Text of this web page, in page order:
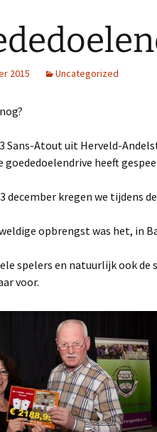
2015 Uncategorized
Sans-Atout uit Herveld-
goededoelendrive heeft
december kregen we tijdens
opbrengst was het, in
spelers en natuurlijk ook
voor.